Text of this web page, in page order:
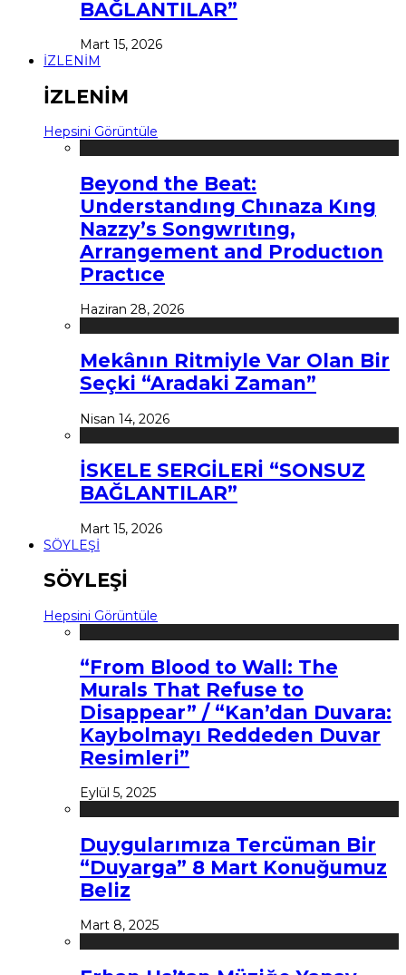
BAĞLANTILAR”
Mart 15, 2026
İZLENİM
İZLENİM
Hepsini Görüntüle
Beyond the Beat:
Understandıng Chınaza Kıng
Nazzy’s Songwrıtıng,
Arrangement and Productıon
Practıce
Haziran 28, 2026
Mekânın Ritmiyle Var Olan Bir
Seçki “Aradaki Zaman”
Nisan 14, 2026
İSKELE SERGİLERİ “SONSUZ
BAĞLANTILAR”
Mart 15, 2026
SÖYLEŞİ
SÖYLEŞİ
Hepsini Görüntüle
“From Blood to Wall: The
Murals That Refuse to
Disappear” / “Kan’dan Duvara:
Kaybolmayı Reddeden Duvar
Resimleri”
Eylül 5, 2025
Duygularımıza Tercüman Bir
“Duyarga” 8 Mart Konuğumuz
Beliz
Mart 8, 2025